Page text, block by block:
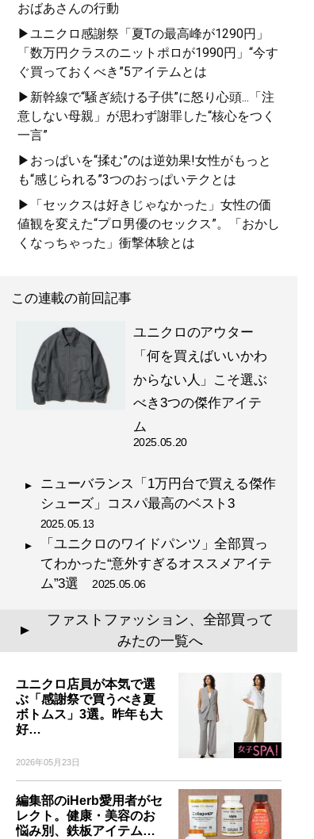
おばあさんの行動
▶ユニクロ感謝祭「夏Tの最高峰が1290円」
「数万円クラスのニットポロが1990円」“今す
ぐ買っておくべき”5アイテムとは
▶新幹線で“騒ぎ続ける子供”に怒り心頭...「注
意しない母親」が思わず謝罪した“核心をつく
一言”
▶おっぱいを“揉む”のは逆効果!女性がもっと
も“感じられる”3つのおっぱいテクとは
▶「セックスは好きじゃなかった」女性の価
値観を変えた“プロ男優のセックス”。「おかし
くなっちゃった」衝撃体験とは
この連載の前回記事
ユニクロのアウター
「何を買えばいいかわ
からない人」こそ選ぶ
べき3つの傑作アイテ
ム
2025.05.20
ニューバランス「1万円台で買える傑作
シューズ」コスパ最高のベスト3
2025.05.13
「ユニクロのワイドパンツ」全部買っ
てわかった“意外すぎるオススメアイテ
ム”3選2025.05.06
▲
ファストファッション、全部買って
みたの一覧へ
ユニクロ店員が本気で選
ぶ「感謝祭で買うべき夏
ボトムス」3選。昨年も大
好…
2026年05月23日
編集部のiHerb愛用者がセ
レクト。健康・美容のお
悩み別、鉄板アイテム…